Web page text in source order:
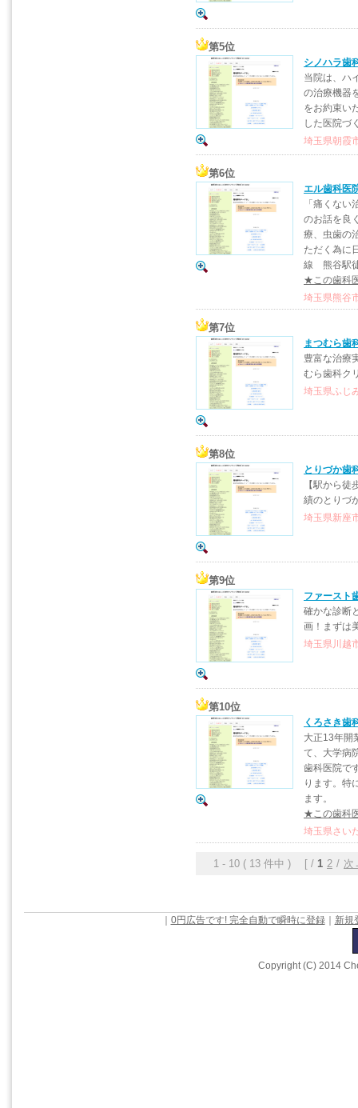
第5位
シノハラ歯
当院は、ハ
の治療機器
をお約束い
した医院づ
埼玉県朝霞
第6位
エル歯科医
「痛くな
のお話を良
療、虫歯の
ただく為に
線 熊谷駅
★この歯科
埼玉県熊谷
第7位
まつむら歯
豊富な治療
むら歯科ク
埼玉県ふじ
第8位
とりづか歯
【駅から
績のとりづ
埼玉県新座
第9位
ファースト
確かな診断
画！まずは
埼玉県川越
第10位
くろさき歯
大正13年開
て、大学病
歯科医院で
ります。特
ます。
★この歯科
埼玉県さい
1 - 10 ( 13 件中 ) [ / 1 2 /
0円広告です! 完全自動で瞬時に登録｜ 新規
Copyright (C) 2014